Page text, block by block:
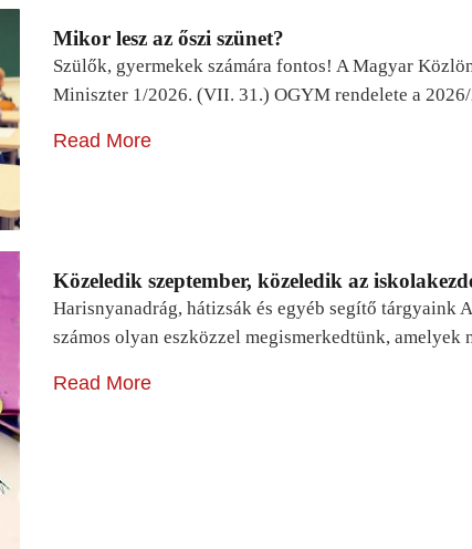
Mikor lesz az őszi szünet?
Szülők, gyermekek számára fontos! A Magyar
Miniszter 1/2026. (VII. 31.) OGYM rendelete a
Read More
Közeledik szeptember, közeledik az
Harisnyanadrág, hátizsák és egyéb segítő
számos olyan eszközzel megismerkedtünk,
Read More